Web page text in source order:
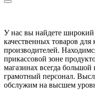
У нас вы найдете широкий
качественных товаров для
производителей.
прикассовой зоне
магазинах всегда
грамотный персонал.
обслужим на высшем